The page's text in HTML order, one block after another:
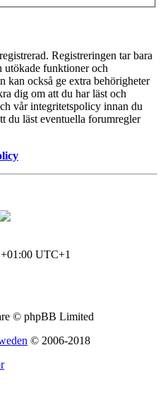
Registreringen tar bara
utökade funktioner och
kan också ge extra behörigheter
dig om att du har läst och
vår integritetspolicy innan du
du läst eventuella forumregler
UTC+1
© phpBB Limited
© 2006-2018